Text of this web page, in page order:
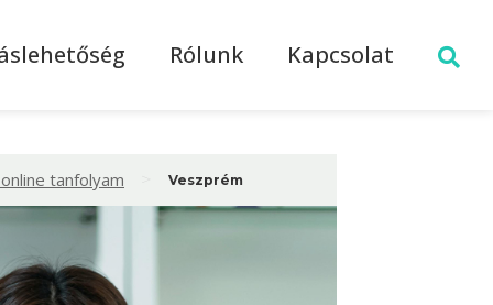
Rólunk Kapcsolat
tanfolyam Veszprém